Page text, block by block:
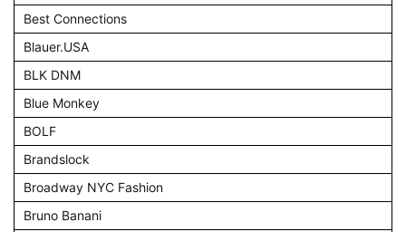
Best Connections
Blauer.USA
BLK DNM
Blue Monkey
BOLF
Brandslock
Broadway NYC Fashion
Bruno Banani